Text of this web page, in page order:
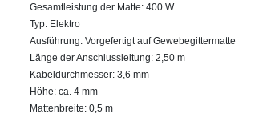
Gesamtleistung der Matte: 400 W
Typ: Elektro
Ausführung: Vorgefertigt auf Gewebegittermatte
Länge der Anschlussleitung: 2,50 m
Kabeldurchmesser: 3,6 mm
Höhe: ca. 4 mm
Mattenbreite: 0,5 m